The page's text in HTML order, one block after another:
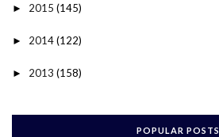
► 2015 (145)
► 2014(122)
► 2013 (158)
POPULAR POSTS